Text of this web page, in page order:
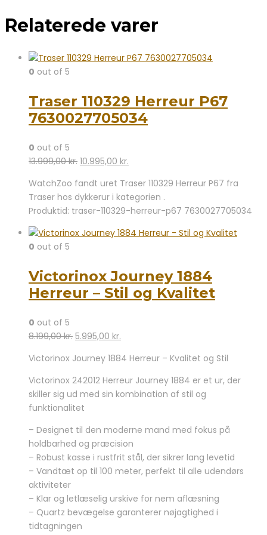
Relaterede varer
0 out of 5
Traser 110329 Herreur P67
7630027705034
0 out of 5
13.999,00kr. Den
pris
var:
13.999,00 kr..
10.995,00 kr.
pris
er:
10.995,00 kr..
WatchZoo fandt uret Traser 110329 Herreur P67 fra
Traser hos dykkerur i kategorien .
Produktid: traser-110329-herreur-p67 7630027705034
0 out of 5
Victorinox Journey 1884
Herreur – Stil og Kvalitet
0 out of 5
8.199,00kr. Den
pris
var:
8.199,00 kr..
5.995,00 kr.
pris
er:
5.995,00 kr..
Victorinox Journey 1884 Herreur – Kvalitet og Stil
Victorinox 242012 Herreur Journey 1884 er et ur, der
skiller sig ud med sin kombination af stil og
funktionalitet
– Designet til den moderne mand med fokus på
holdbarhed og præcision
– Robust kasse i rustfrit stål, der sikrer lang levetid
– Vandtæt op til 100 meter, perfekt til alle udendørs
aktiviteter
– Klar og letlæselig urskive for nem aflæsning
– Quartz bevægelse garanterer nøjagtighed i
tidtagningen